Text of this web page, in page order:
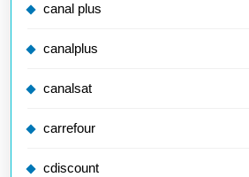
canal plus
canalplus
canalsat
carrefour
cdiscount